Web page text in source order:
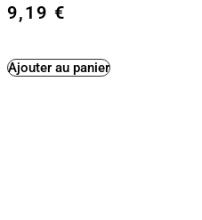
9,19 €
Ajouter au panier